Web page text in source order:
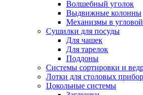
Волшебный уголок
Выдвижные колонны
Механизмы в
Сушилки для посуды
Для чашек
Для тарелок
Поддоны
Системы сортировки и
Лотки для столовых
Цокольные системы